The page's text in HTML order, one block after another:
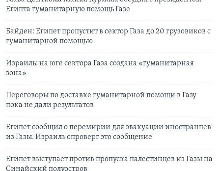
Египта гуманитарную помощь Газе
Байден: Египет пропустит в сектор Газа до 20 грузовиков с
гуманитарной помощью
Израиль: на юге сектора Газа создана «гуманитарная
зона»
Переговоры по доставке гуманитарной помощи в Газу
пока не дали результатов
Египет сообщил о перемирии для эвакуации иностранцев
из Газы. Израиль опроверг это сообщение
Египет выступает против пропуска палестинцев из Газы на
Синайский полуостров